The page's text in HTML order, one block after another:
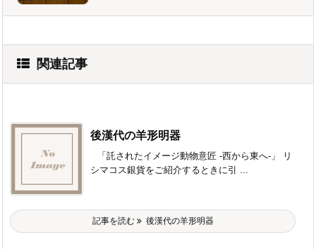
関連記事
後漢代の羊形明器
「託されたイメージ動物意匠 -西から東へ-」 リ
シマコス銀貨をご紹介するときに引 ...
記事を読む 後漢代の羊形明器